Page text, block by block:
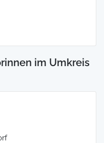
im Umkreis